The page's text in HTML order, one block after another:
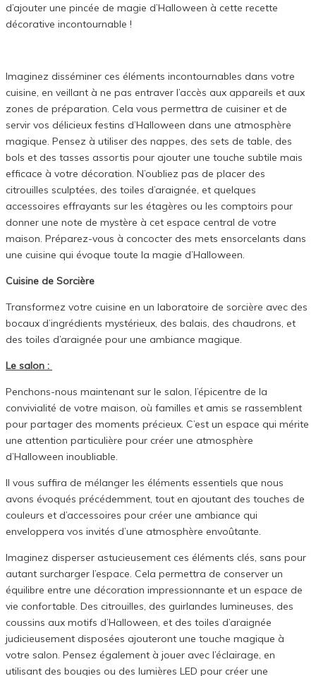
d’ajouter une pincée de magie d’Halloween à cette recette
décorative incontournable !
Imaginez disséminer ces éléments incontournables dans votre
cuisine, en veillant à ne pas entraver l’accès aux appareils et aux
zones de préparation. Cela vous permettra de cuisiner et de
servir vos délicieux festins d’Halloween dans une atmosphère
magique. Pensez à utiliser des nappes, des sets de table, des
bols et des tasses assortis pour ajouter une touche subtile mais
efficace à votre décoration. N’oubliez pas de placer des
citrouilles sculptées, des toiles d’araignée, et quelques
accessoires effrayants sur les étagères ou les comptoirs pour
donner une note de mystère à cet espace central de votre
maison. Préparez-vous à concocter des mets ensorcelants dans
une cuisine qui évoque toute la magie d’Halloween.
Cuisine de Sorcière
Transformez votre cuisine en un laboratoire de sorcière avec des
bocaux d’ingrédients mystérieux, des balais, des chaudrons, et
des toiles d’araignée pour une ambiance magique.
Le salon :
Penchons-nous maintenant sur le salon, l’épicentre de la
convivialité de votre maison, où familles et amis se rassemblent
pour partager des moments précieux. C’est un espace qui mérite
une attention particulière pour créer une atmosphère
d’Halloween inoubliable.
Il vous suffira de mélanger les éléments essentiels que nous
avons évoqués précédemment, tout en ajoutant des touches de
couleurs et d’accessoires pour créer une ambiance qui
enveloppera vos invités d’une atmosphère envoûtante.
Imaginez disperser astucieusement ces éléments clés, sans pour
autant surcharger l’espace. Cela permettra de conserver un
équilibre entre une décoration impressionnante et un espace de
vie confortable. Des citrouilles, des guirlandes lumineuses, des
coussins aux motifs d’Halloween, et des toiles d’araignée
judicieusement disposées ajouteront une touche magique à
votre salon. Pensez également à jouer avec l’éclairage, en
utilisant des bougies ou des lumières LED pour créer une